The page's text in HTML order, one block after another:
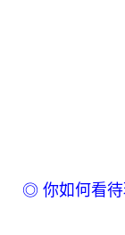
◎ 你如何看